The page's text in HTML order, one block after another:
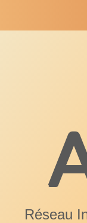
Conferencia
Contactos
Réseau